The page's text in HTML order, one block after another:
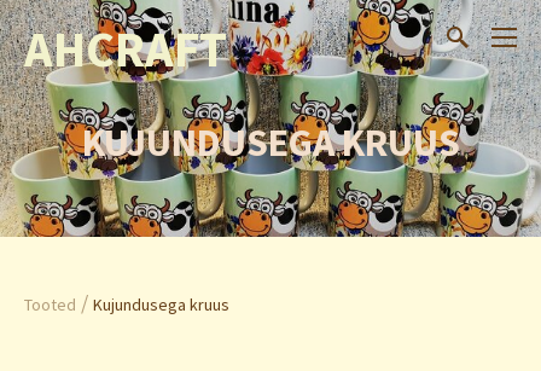
AHCRAFT
KUJUNDUSEGA KRUUS
Tooted / Kujundusega kruus